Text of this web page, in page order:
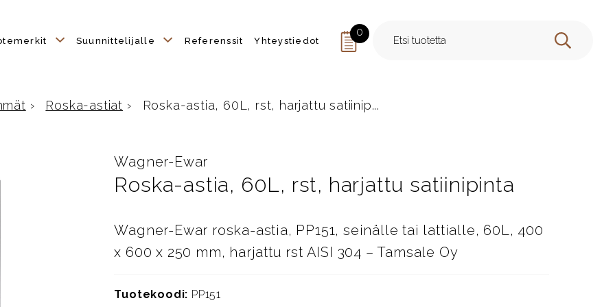
Suunnittelijalle Referenssit Yhteystiedot
0
HAE
› Roska-astiat › Roska-astia, 60L, rst, harjattu satiinip...
Wagner-Ewar
Roska-astia, 60L, rst, harjattu satiinipinta
Wagner-Ewar roska-astia, PP151, seinälle tai lattialle, 60L, 400
x 600 x 250 mm, harjattu rst AISI 304 – Tamsale Oy
Tuotekoodi: PP151